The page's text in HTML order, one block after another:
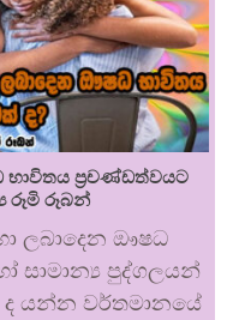
භාවිතය ප්‍රචණ්ඩත්වයට
රූමි රූබන්
ලබාදෙන ඖෂධ
සාමාන්‍ය පුද්ගලයන්
යන්න වර්තමානයේ